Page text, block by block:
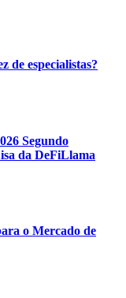
de especialistas?
Segundo
da DeFiLlama
o Mercado de